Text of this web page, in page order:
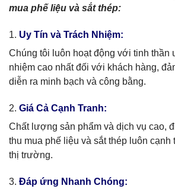
mua phế liệu và sắt thép:
1. Uy Tín và Trách Nhiệm:
Chúng tôi luôn hoạt động với tinh thần
nhiệm cao nhất đối với khách hàng,
diễn ra minh bạch và công bằng.
2. Giá Cả Cạnh Tranh:
Chất lượng sản phẩm và dịch vụ cao,
thu mua phế liệu và sắt thép luôn cạnh
thị trường.
3. Đáp ứng Nhanh Chóng: